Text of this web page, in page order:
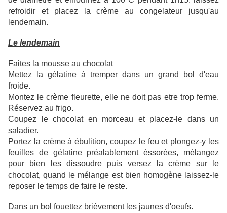
refroidir et placez la crème au congelateur jusqu'au
lendemain.
Le lendemain
Faites la mousse au chocolat
Mettez la gélatine à tremper dans un grand bol d'eau
froide.
Montez le crème fleurette, elle ne doit pas etre trop ferme.
Réservez au frigo.
Coupez le chocolat en morceau et placez-le dans un
saladier.
Portez la crème à ébulition, coupez le feu et plongez-y les
feuilles de gélatine préalablement éssorées, mélangez
pour bien les dissoudre puis versez la crème sur le
chocolat, quand le mélange est bien homogène laissez-le
reposer le temps de faire le reste.
Dans un bol fouettez brièvement les jaunes d'oeufs.